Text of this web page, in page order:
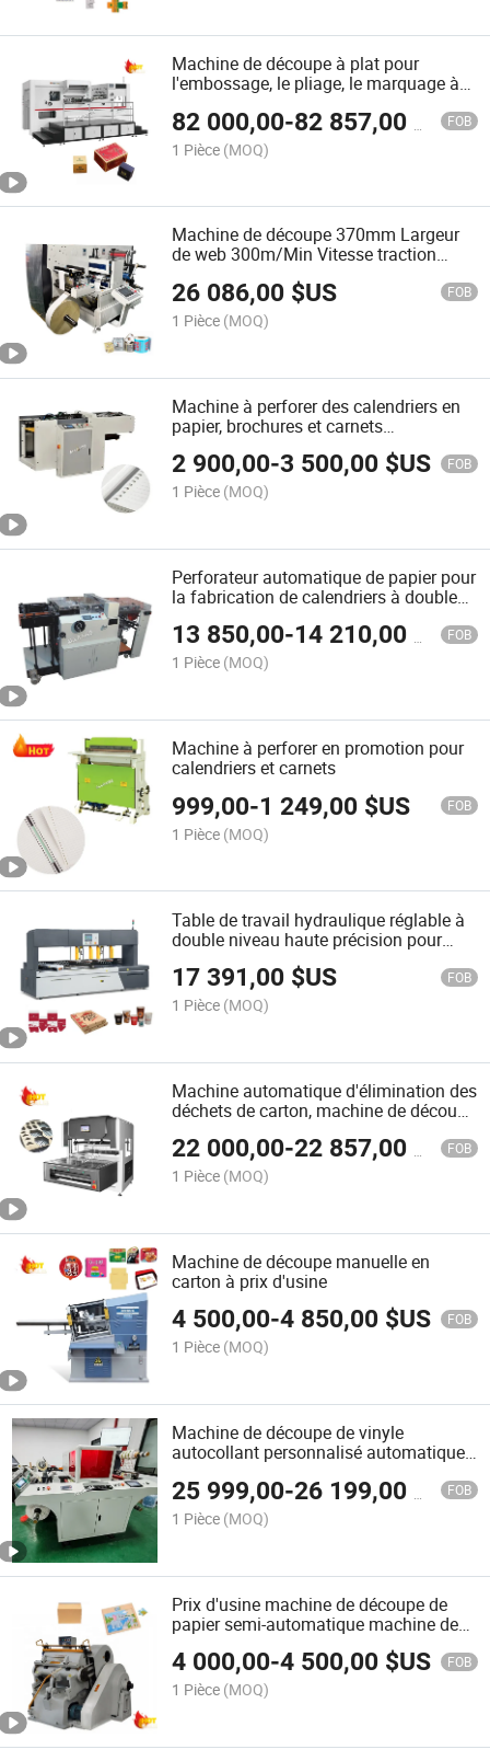
Machine de découpe à plat pour
l'embossage, le pliage, le marquage à
automatiques
82 000,00-82 857,00 FOB
1 Pièce (MOQ)
Machine de découpe 370mm Largeur
de web 300m/Min Vitesse traction
servo double intermittente rotative
26 086,00 $US FOB
1 Pièce (MOQ)
Machine à perforer des calendriers en
papier, brochures et carnets
2 900,00-3 500,00 $US FOB
1 Pièce (MOQ)
Perforateur automatique de papier pour
la fabrication de calendriers à double
13 850,00-14 210,00 FOB
1 Pièce (MOQ)
Machine à perforer en promotion pour
calendriers et carnets
999,00-1 249,00 $US FOB
1 Pièce (MOQ)
Table de travail hydraulique réglable à
double niveau haute précision pour
l'impression, l'emballage et la découpe
des déchets
17 391,00 $US FOB
1 Pièce (MOQ)
Machine automatique d'élimination des
déchets de carton, machine de découpe
22 000,00-22 857,00 FOB
1 Pièce (MOQ)
Machine de découpe manuelle en
carton à prix d'usine
4 500,00-4 850,00 $US FOB
1 Pièce (MOQ)
Machine de découpe de vinyle
autocollant personnalisé automatique
25 999,00-26 199,00 FOB
1 Pièce (MOQ)
Prix d'usine machine de découpe de
papier semi-automatique machine de
découpe de boîte machine de découpe
de carton
4 000,00-4 500,00 $US FOB
1 Pièce (MOQ)